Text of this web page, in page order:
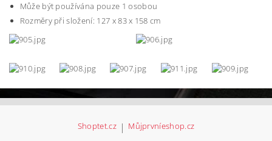
Může být používána pouze 1 osobou
Rozměry při složení: 127 x 83 x 158 cm
Shoptet.cz | Můjprvníeshop.cz